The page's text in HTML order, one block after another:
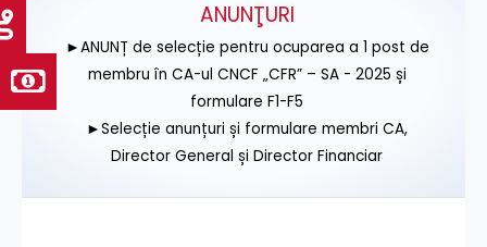
ANUNŢURI
►ANUNȚ de selecție pentru ocuparea a 1 post de
membru în CA-ul CNCF „CFR” – SA - 2025 și
formulare F1-F5
►Selecție anunțuri și formulare membri CA,
Director General și Director Financiar